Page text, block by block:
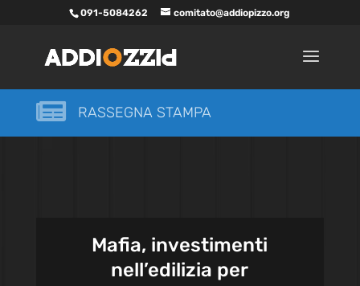
091-5084262 comitato@addiopizzo.org
 RASSEGNA STAMPA
Mafia, investimenti
nell’edilizia per